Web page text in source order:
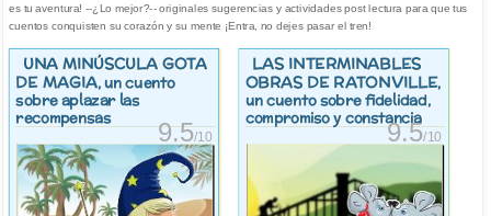
es tu aventura! --¿Lo mejor?-- originales sugerencias y actividades post lectura para que tus
cuentos conquisten su corazón y su mente ¡Entra, no dejes pasar el tren!
UNA MINÚSCULA GOTA
DE MAGIA, un cuento
sobre aplazar las
recompensas
9.5/10
LAS INTERMINABLES
OBRAS DE RATONVILLE,
un cuento sobre fidelidad,
compromiso y constancia
9.5/10